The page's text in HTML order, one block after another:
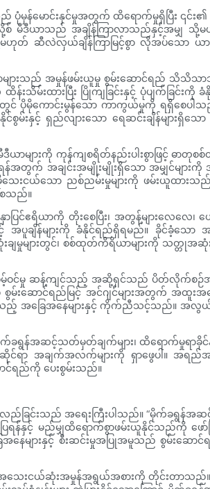
ပုံမှန်မောင်းနှင်မှုအတွက် ထိရောက်မှုရှိပြီး ၎င်း
လူလို့စ် မီဒီယာသည် အချိန်ကြာလာသည်နှင့်အမျှ
မဟုတ် ဆီလဲလှယ်ချိန်ကြာမြင့်စွာ လိုအပ်သော
းသည် အမှုန်ဖမ်းယူမှု စွမ်းဆောင်ရည် သိသိသာသာ မ
န်းသိမ်းထားပြီး ပြိုကျခြင်းနှင့် ပုံပျက်ခြ
ပိုမိုကောင်းမွန်သော ကာကွယ်မှုကို ရရှိစေပါသ
မ်းနှင့် ရှည်လျားသော ရေဆင်းချိန်များရှိသ
များကို ကုန်ကျစရိတ်နည်းပါးစွာဖြင့် ဓာတုစစ်
ရန်အတွက် အချင်းအမျိုးမျိုးရှိသော အမျှင်မ
သေးငယ်သော ညစ်ညမ်းမှုများကို ဖမ်းယူထာ
ေသည်။
ဧရိယာကို တိုးစေပြီး၊ အတွန့်များလေလေ၊
အပူချိန်များကို ခံနိုင်ရည်ရှိရမည်။ ခိုင်ခံ့သေ
ချမှုများတွင်၊ စစ်ထုတ်ကိရိယာများကို သတ္တုအဆုံ
ဝင်မှု ဆန့်ကျင်သည့် အဆို့ရှင်သည် ပိတ်လိုက်စဉ်အတွ
မ်းဆောင်ရည်မြင့် အင်ဂျင်များအတွက် အထူးအ
သည့် အခြေအနေများနှင့် ကိုက်ညီသင့်သည်။
ဆင့်သတ်မှတ်ချက်များ၊ ထိရောက်မှုရာခိုင်နှုန်
ရာ အချက်အလက်များကို ရှာဖွေပါ။ အရည်အသွ
ရည်ကို ပေးစွမ်းသည်။
ခြင်းသည် အရေးကြီးပါသည်။ “မိုက်ခရွန်အဆ
န်နှင့် မည်မျှထိရောက်စွာဖမ်းယူနိုင်သည်ကို ဖေ
အနေများနှင့် စီးဆင်းမှုအပြုအမူသည် စွမ်း
ငယ်ဆုံးအမှုန်အရွယ်အစားကို တိုင်းတာသည်။ ဥ